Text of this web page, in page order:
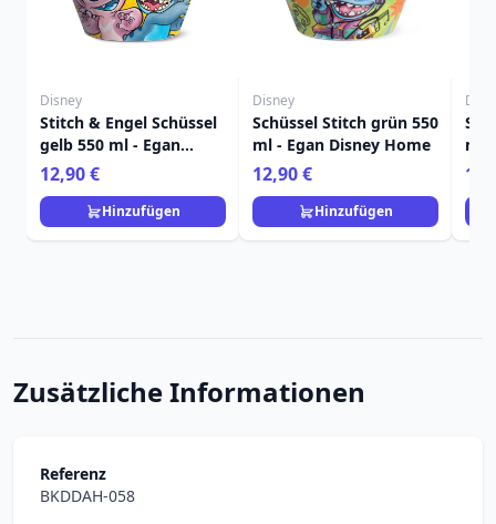
Disney
Stitch & Engel Schüssel
gelb 550 ml - Egan
Disney Home
12,90 €
Hinzufügen
Disney
Schüssel Stitch grün 550
ml - Egan Disney Home
12,90 €
Hinzufügen
ml
Zusätzliche Informationen
Referenz
BKDDAH-058